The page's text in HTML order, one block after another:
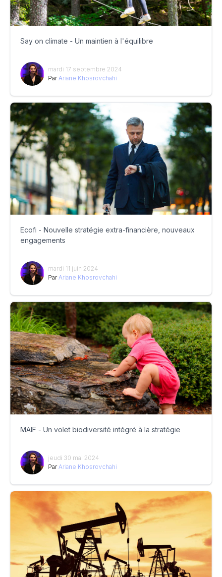
Say on climate - Un maintien à l'équilibre
mardi 17 septembre 2024
Par Ariane Khosrovchahi
Ecofi - Nouvelle stratégie extra-financière, nouveaux
engagements
mardi 11 juin 2024
Par Ariane Khosrovchahi
MAIF - Un volet biodiversité intégré à la stratégie
jeudi 30 mai 2024
Par Ariane Khosrovchahi